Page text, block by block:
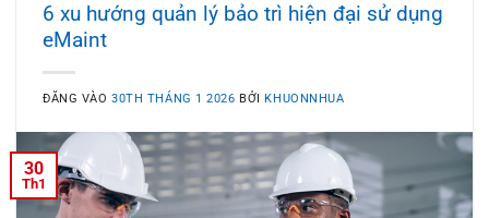
6 xu hướng quản lý bảo trì hiện đại sử dụng
eMaint
ĐĂNG VÀO30TH THÁNG 1 2026 BỞI KHUONNHUA
30
Th1